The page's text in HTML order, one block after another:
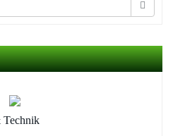
Technik